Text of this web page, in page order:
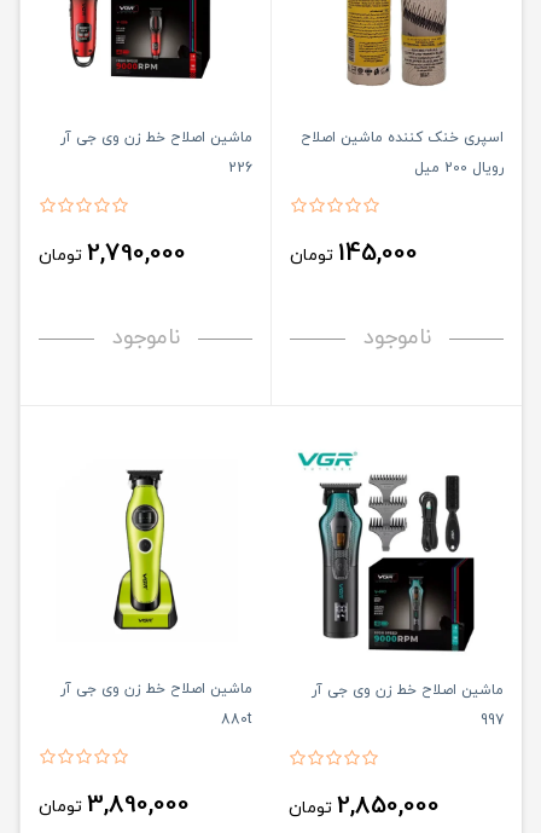
اسپری خنک کننده ماشین اصلاح
رویال 200 میل
145,000 تومان
ناموجود
ماشین اصلاح خط زن وی جی آر
226
2,790,000 تومان
ناموجود
ماشین اصلاح خط زن وی جی آر
997
2,850,000 تومان
ماشین اصلاح خط زن وی جی آر
880t
3,890,000 تومان